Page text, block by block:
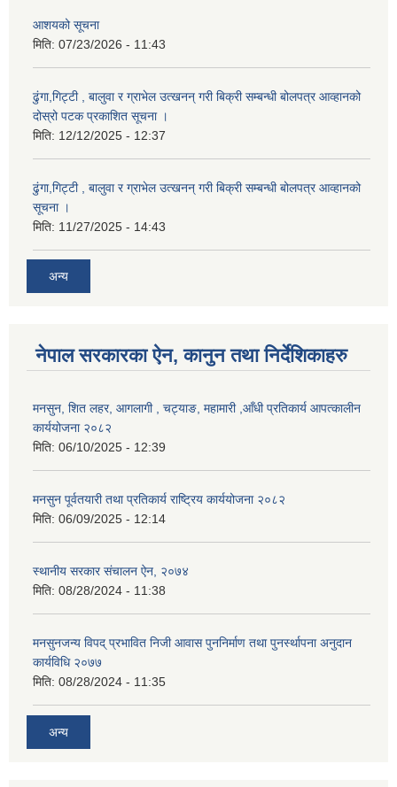
आशयको सूचना
मिति: 07/23/2026 - 11:43
ढुंगा,गिट्टी , बालुवा र ग्राभेल उत्खनन् गरी बिक्री सम्बन्धी बोलपत्र आव्हानको
दोस्रो पटक प्रकाशित सूचना ।
मिति: 12/12/2025 - 12:37
ढुंगा,गिट्टी , बालुवा र ग्राभेल उत्खनन् गरी बिक्री सम्बन्धी बोलपत्र आव्हानको
सूचना ।
मिति: 11/27/2025 - 14:43
अन्य
नेपाल सरकारका ऐन, कानुन तथा निर्देशिकाहरु
मनसुन, शित लहर, आगलागी , चट्याङ, महामारी ,आँधी प्रतिकार्य आपत्कालीन
कार्ययोजना २०८२
मिति: 06/10/2025 - 12:39
मनसुन पूर्वतयारी तथा प्रतिकार्य राष्ट्रिय कार्ययोजना २०८२
मिति: 06/09/2025 - 12:14
स्थानीय सरकार संचालन ऐन, २०७४
मिति: 08/28/2024 - 11:38
मनसुनजन्य विपद् प्रभावित निजी आवास पुननिर्माण तथा पुनर्स्थापना अनुदान
कार्यविधि २०७७
मिति: 08/28/2024 - 11:35
अन्य